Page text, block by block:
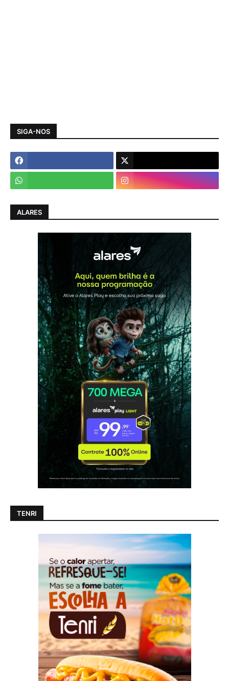
SIGA-NOS
ALARES
TENRI